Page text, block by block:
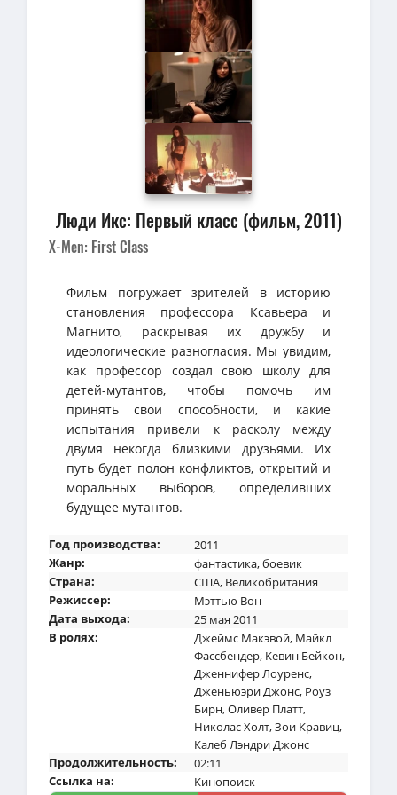
Люди Икс: Первый класс (фильм, 2011)
X-Men: First Class
Фильм погружает зрителей в историю
становления профессора Ксавьера и
Магнито, раскрывая их дружбу и
идеологические разногласия. Мы увидим,
как профессор создал свою школу для
детей-мутантов, чтобы помочь им
принять свои способности, и какие
испытания привели к расколу между
двумя некогда близкими друзьями. Их
путь будет полон конфликтов, открытий и
моральных выборов, определивших
будущее мутантов.
Год производства:
2011
Жанр:
фантастика,боевик
Страна:
США, Великобритания
Режиссер:
Мэттью Вон
Дата выхода:
25 мая 2011
В ролях:
Джеймс Макэвой, Майкл
Фассбендер, Кевин Бейкон,
Дженнифер Лоуренс,
Дженьюэри Джонс, Роуз
Бирн,Оливер Платт,
Николас Холт,Зои Кравиц,
Калеб Лэндри Джонс
Продолжительность:
02:11
Ссылка на:
Кинопоиск